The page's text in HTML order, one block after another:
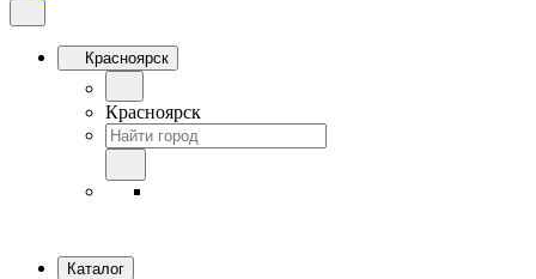
Красноярск
Красноярск
Каталог